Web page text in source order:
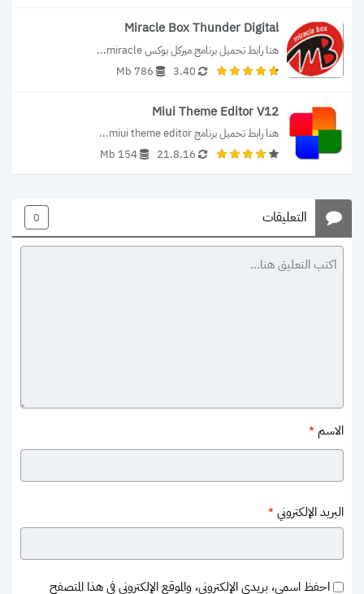
Miracle Box Thunder Digital
هنا رابط تحميل برنامج ميركل بوكس miracle...
3.40
786 Mb
Miui Theme Editor V12
هنا رابط تحميل برنامج miui theme editor...
21.8.16
154 Mb
التعليقات 0
الاسم *
البريد الإلكتروني *
احفظ اسمي، بريدي الإلكتروني، والموقع الإلكتروني في هذا المتصفح